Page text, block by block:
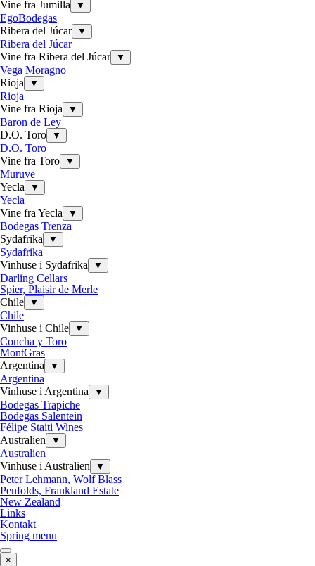
Vine fra Jumilla
▼
EgoBodegas
Ribera del Júcar
▼
Ribera del Júcar
Vine fra Ribera del Júcar
▼
Vega Moragno
Rioja
▼
Rioja
Vine fra Rioja
▼
Baron de Ley
D.O. Toro
▼
D.O. Toro
Vine fra Toro
▼
Muruve
Yecla
▼
Yecla
Vine fra Yecla
▼
Bodegas Trenza
Sydafrika
▼
Sydafrika
Vinhuse i Sydafrika
▼
Darling Cellars
Spier, Plaisir de Merle
Chile
▼
Chile
Vinhuse i Chile
▼
Concha y Toro
MontGras
Argentina
▼
Argentina
Vinhuse i Argentina
▼
Bodegas Trapiche
Bodegas Salentein
Félipe Staiti Wines
Australien
▼
Australien
Vinhuse i Australien
▼
Peter Lehmann, Wolf Blass
Penfolds, Frankland Estate
New Zealand
Links
Kontakt
Spring menu
×